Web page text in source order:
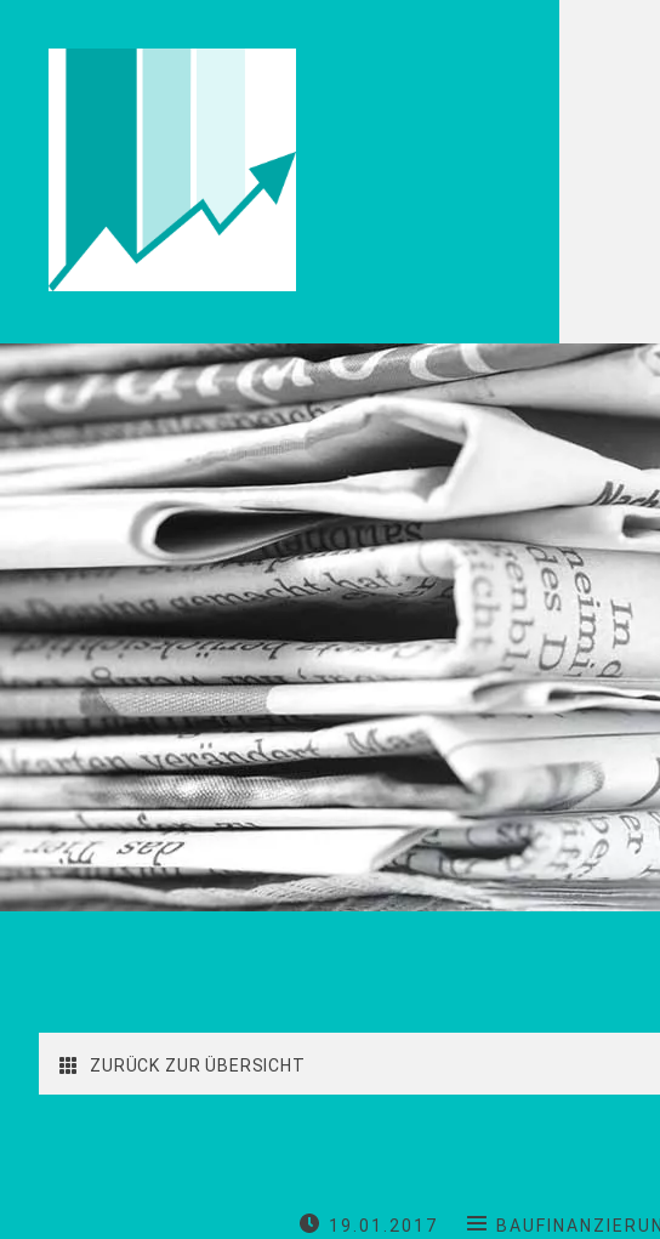
ZURÜCK ZUR ÜBERSICHT
19.01.2017